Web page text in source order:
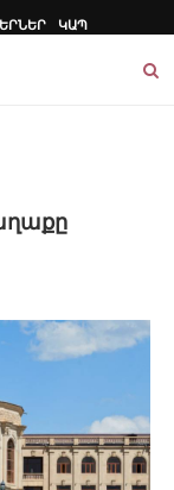
ԿԱՊ